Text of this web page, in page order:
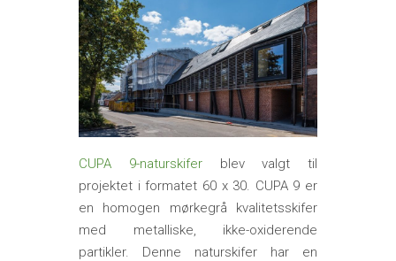
CUPA 9-naturskiferblev valgt til
projektet i formatet 60 x 30. CUPA 9 er
en homogen mørkegrå kvalitetsskifer
med metalliske, ikke-oxiderende
partikler. Denne naturskifer har en